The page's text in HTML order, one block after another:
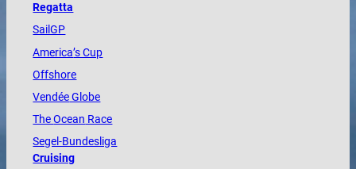
Regatta
SailGP
America’s Cup
Offshore
VendéeGlobe
TheOcean Race
Segel-Bundesliga
Cruising